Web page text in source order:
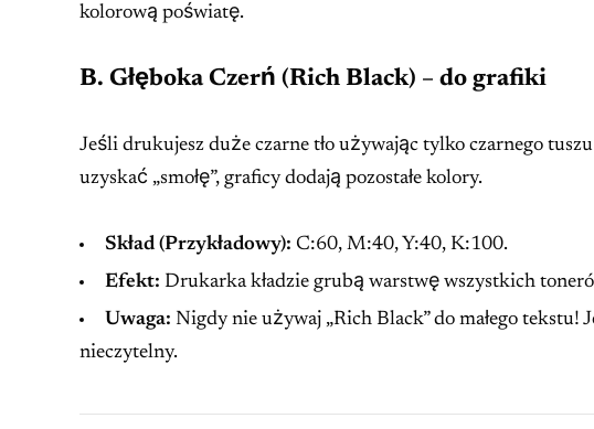
kolorową poświatę.
B. Głęboka Czerń (Rich Black) – do grafiki
Jeśli drukujesz duże czarne tło używając tylko czarnego
uzyskać „smołę”, graficy dodają pozostałe kolory.
Skład (Przykładowy): C:60, M:40, Y:40, K:100.
Efekt: Drukarka kładzie grubą warstwę wszystkich
Uwaga: Nigdy nie używaj „Rich Black” do małego
nieczytelny.